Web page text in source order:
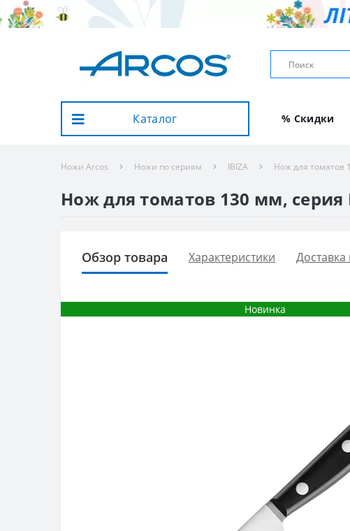
Каталог % Скидки
Ножи Arcos Ножи по сериям IBIZA Нож для томатов
Нож для томатов 130 мм, серия
Обзор товара Характеристики Доставка
Новинка